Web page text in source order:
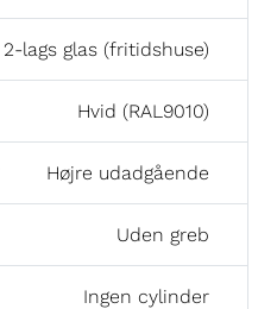
2-lags glas (fritidshuse)
Hvid (RAL9010)
Højre udadgående
Uden greb
Ingen cylinder